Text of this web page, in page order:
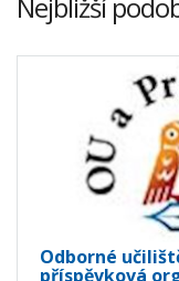
Odborné
příspěvková